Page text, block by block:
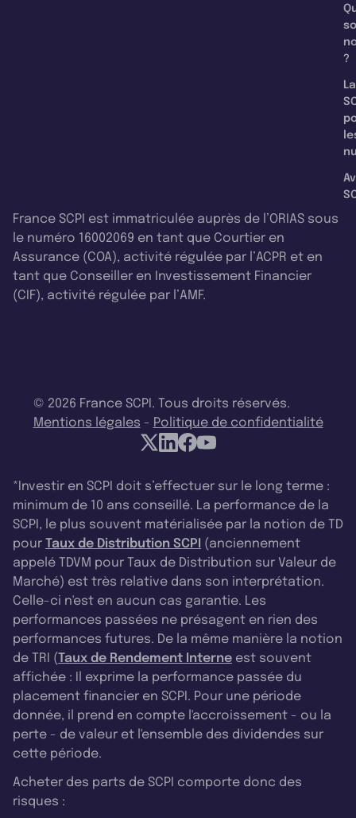
?
La
France SCPI est immatriculée auprès de l’ORIAS sous
le numéro 16002069 en tant que Courtier en
Assurance (COA), activité régulée par l’ACPR et en
tant que Conseiller en Investissement Financier
(CIF), activité régulée par l’AMF.
© 2026 France SCPI. Tous droits réservés.
Mentions légales - Politique de confidentialité
*Investir en SCPI doit s’effectuer sur le long terme :
minimum de 10 ans conseillé. La performance de la
SCPI, le plus souvent matérialisée par la notion de TD
pour Taux de Distribution SCPI (anciennement
appelé TDVM pour Taux de Distribution sur Valeur de
Marché) est très relative dans son interprétation.
Celle-ci n'est en aucun cas garantie. Les
performances passées ne présagent en rien des
performances futures. De la même manière la notion
de TRI (Taux de Rendement Interne est souvent
affichée : Il exprime la performance passée du
placement financier en SCPI. Pour une période
donnée, il prend en compte l'accroissement - ou la
perte - de valeur et l'ensemble des dividendes sur
cette période.
Acheter des parts de SCPI comporte donc des
risques :